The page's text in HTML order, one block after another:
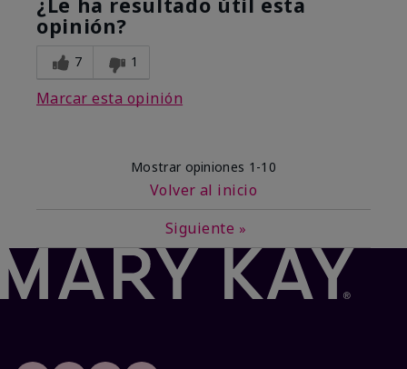
opinión?
7 1
Marcar esta opinión
Mostrar opiniones 1-10
Volver al inicio
Siguiente »